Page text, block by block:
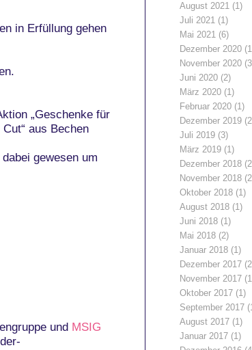
in Erfüllung gehen
„Geschenke für
aus Bechen
gewesen um
und MSIG
August 2021 (1)
Juli 2021 (1)
Mai 2021 (6)
Dezember 2020
November 2020
Juni 2020 (2)
März 2020 (1)
Februar 2020 (1)
Dezember 2019
Juli 2019 (3)
März 2019 (1)
Dezember 2018
November 2018
Oktober 2018 (1)
August 2018 (1)
Juni 2018 (1)
Mai 2018 (2)
Januar 2018 (1)
Dezember 2017
November 2017
Oktober 2017 (1)
September 2017
August 2017 (1)
Januar 2017 (1)